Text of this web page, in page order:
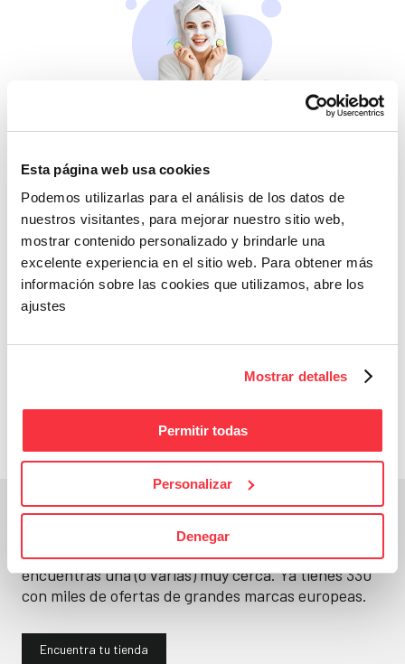
Esta página web usa cookies
Podemos utilizarlas para el análisis de los datos de
nuestros visitantes, para mejorar nuestro sitio web,
mostrar contenido personalizado y brindarle una
excelente experiencia en el sitio web. Para obtener más
información sobre las cookies que utilizamos, abre los
ajustes
Mostrar detalles
Permitir todas
Personalizar
Denegar
Belleza
Si no te mimas tú…
Adelántate a todos y
En un segundo, la encuentras.
No paramos de abrirtiendas. Seguro que
encuentras una (o varias) muy cerca. Ya tienes330
con miles de ofertas de grandes marcas europeas.
Encuentra tu tienda